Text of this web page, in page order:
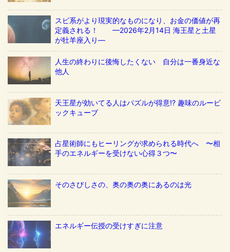
スピ系がより現実的なものになり、お金の価値が再
定義される！ ––2026年2月14日 海王星と土星
が牡羊座入り––
人生の終わりに後悔したくない 自分は一番身近な
他人
天王星が効いてる人はパズルが得意!? 趣味のルービ
ックキューブ
占星術師にもヒーリングが求められる時代へ 〜相
手のエネルギーを受けない心得３つ〜
そのさびしさの、奥の奥の奥にあるのは光
エネルギー伝授の受けすぎに注意